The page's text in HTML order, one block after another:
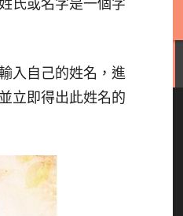
氏或名字是一個字
入自己的姓名，進
立即得出此姓名的